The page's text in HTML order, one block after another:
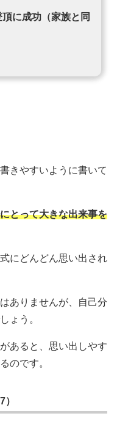
に成功（家族と同
きやすいように書いて
とって大きな出来事を
にどんどん思い出され
ありませんが、自己分
ょう。
あると、思い出しやす
のです。